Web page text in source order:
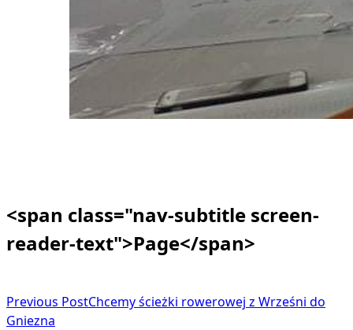
<span class="nav-subtitle screen-
reader-text">Page</span>
Previous PostChcemy ścieżki rowerowej z Wrześni do
Gniezna